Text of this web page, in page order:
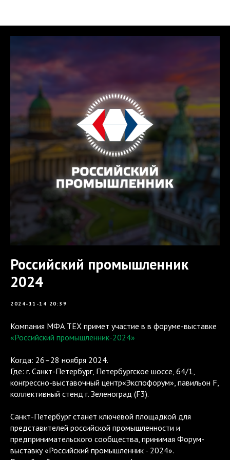
Российский промышленник
2024
2024-11-14 20:39
Компания МФА ТЕХ примет участие в в форуме-выставке
«Российский промышленник-2024»
Когда: 26–28 ноября 2024.
Где: г. Санкт-Петербург, Петербургское шоссе, 64/1,
конгрессно-выставочный центр«Экспофорум», павильон F,
коллективный стенд г. Зеленоград (F3).
Санкт-Петербург станет ключевой площадкой для
представителей российской промышленности и
предпринимательского сообщества, принимая Форум-
выставку «Российский промышленник - 2024».